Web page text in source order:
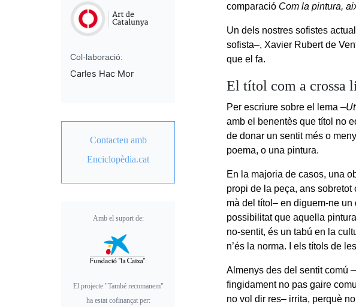
comparació Com la pintura,
Un dels nostres sofistes
sofista–, Xavier Rubert de
que el fa.
El títol com a crossa
Per escriure sobre el lema
amb el benentès que títol no
de donar un sentit més o
poema, o una pintura.
En la majoria de casos, una
propi de la peça, ans
mà del títol– en diguem-ne
possibilitat que aquella
no-sentit, és un tabú en la
n’és la norma. I els títols de
Almenys des del sentit comú
fingidament no pas gaire
no vol dir res– irrita, perquè
Col·laboració:
Carles Hac Mor
Contacteu amb
Enciclopèdia.cat
Amb el suport de:
El projecte "També recomanem"
ha estat cofinançat per: